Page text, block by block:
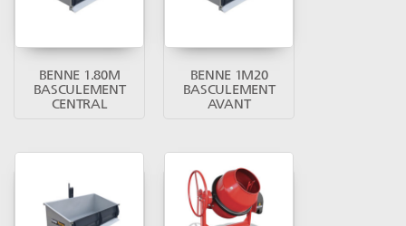
BENNE 1.80M
BASCULEMENT
CENTRAL
BENNE 1M20
BASCULEMENT
AVANT